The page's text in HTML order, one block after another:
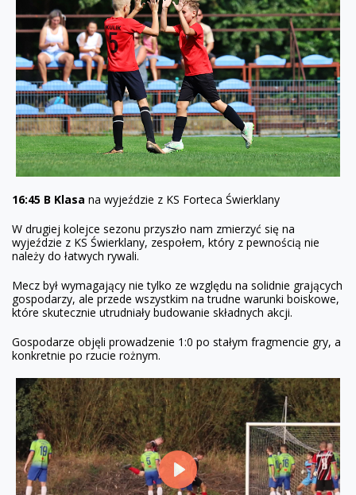
16:45 B Klasa na wyjeździe z KS Forteca Świerklany
W drugiej kolejce sezonu przyszło nam zmierzyć się na
wyjeździe z KS Świerklany, zespołem, który z pewnością nie
należy do łatwych rywali.
Mecz był wymagający nie tylko ze względu na solidnie grających
gospodarzy, ale przede wszystkim na trudne warunki boiskowe,
które skutecznie utrudniały budowanie składnych akcji.
Gospodarze objęli prowadzenie 1:0 po stałym fragmencie gry, a
konkretnie po rzucie rożnym.